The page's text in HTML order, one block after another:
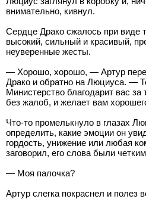
внимательно, кивнул.
Сердце Драко сжалось при виде
высокий, сильный и красивый,
неуверенные жесты.
— Хорошо, хорошо, — Артур
Драко и обратно на Люциуса. —
Министерство благодарит вас
без жалоб, и желает вам
Что-то промелькнуло в глазах
определить, какие эмоции он
гордость, унижение или любая
заговорил, его слова были
— Моя палочка?
Артур слегка покраснел и полез